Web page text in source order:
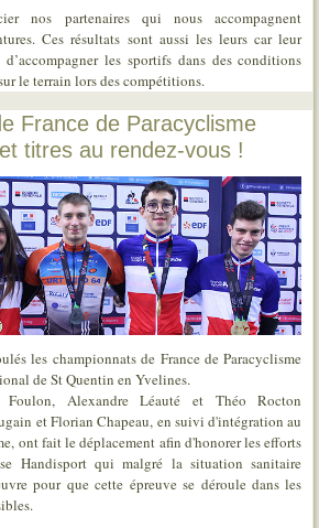
nos partenaires qui nous accompagnent
Ces résultats sont aussi les leurs car leur
les sportifs dans des conditions
le terrain lors des compétitions.
France de Paracyclisme
titres au rendez-vous !
les championnats de France de Paracyclisme
de St Quentin en Yvelines.
Alexandre Léauté et Théo Rocton
et Florian Chapeau, en suivi d'intégration au
ont fait le déplacement afin d'honorer les efforts
Handisport qui malgré la situation sanitaire
pour que cette épreuve se déroule dans les